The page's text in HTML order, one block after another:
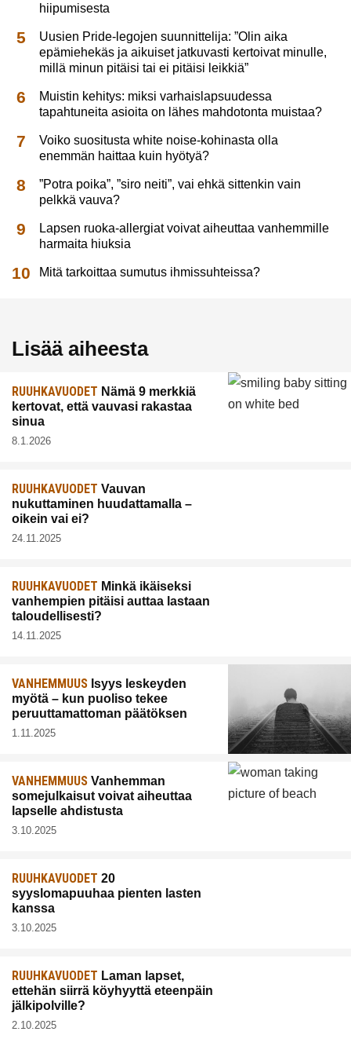
hiipumisesta
Uusien Pride-legojen suunnittelija: ”Olin aika
epämiehekäs ja aikuiset jatkuvasti kertoivat minulle,
millä minun pitäisi tai ei pitäisi leikkiä”
Muistin kehitys: miksi varhaislapsuudessa
tapahtuneita asioita on lähes mahdotonta muistaa?
Voiko suositusta white noise-kohinasta olla
enemmän haittaa kuin hyötyä?
”Potra poika”, ”siro neiti”, vai ehkä sittenkin vain
pelkkä vauva?
Lapsen ruoka-allergiat voivat aiheuttaa vanhemmille
harmaita hiuksia
Mitä tarkoittaa sumutus ihmissuhteissa?
Lisää aiheesta
RUUHKAVUODET Nämä 9 merkkiä
kertovat, että vauvasi rakastaa
sinua
8.1.2026
RUUHKAVUODET Vauvan
nukuttaminen huudattamalla –
oikein vai ei?
24.11.2025
RUUHKAVUODET Minkä ikäiseksi
vanhempien pitäisi auttaa lastaan
taloudellisesti?
14.11.2025
VANHEMMUUS Isyys leskeyden
myötä – kun puoliso tekee
peruuttamattoman päätöksen
1.11.2025
VANHEMMUUS Vanhemman
somejulkaisut voivat aiheuttaa
lapselle ahdistusta
3.10.2025
RUUHKAVUODET 20
syyslomapuuhaa pienten lasten
kanssa
3.10.2025
RUUHKAVUODET Laman lapset,
ettehän siirrä köyhyyttä eteenpäin
jälkipolville?
2.10.2025